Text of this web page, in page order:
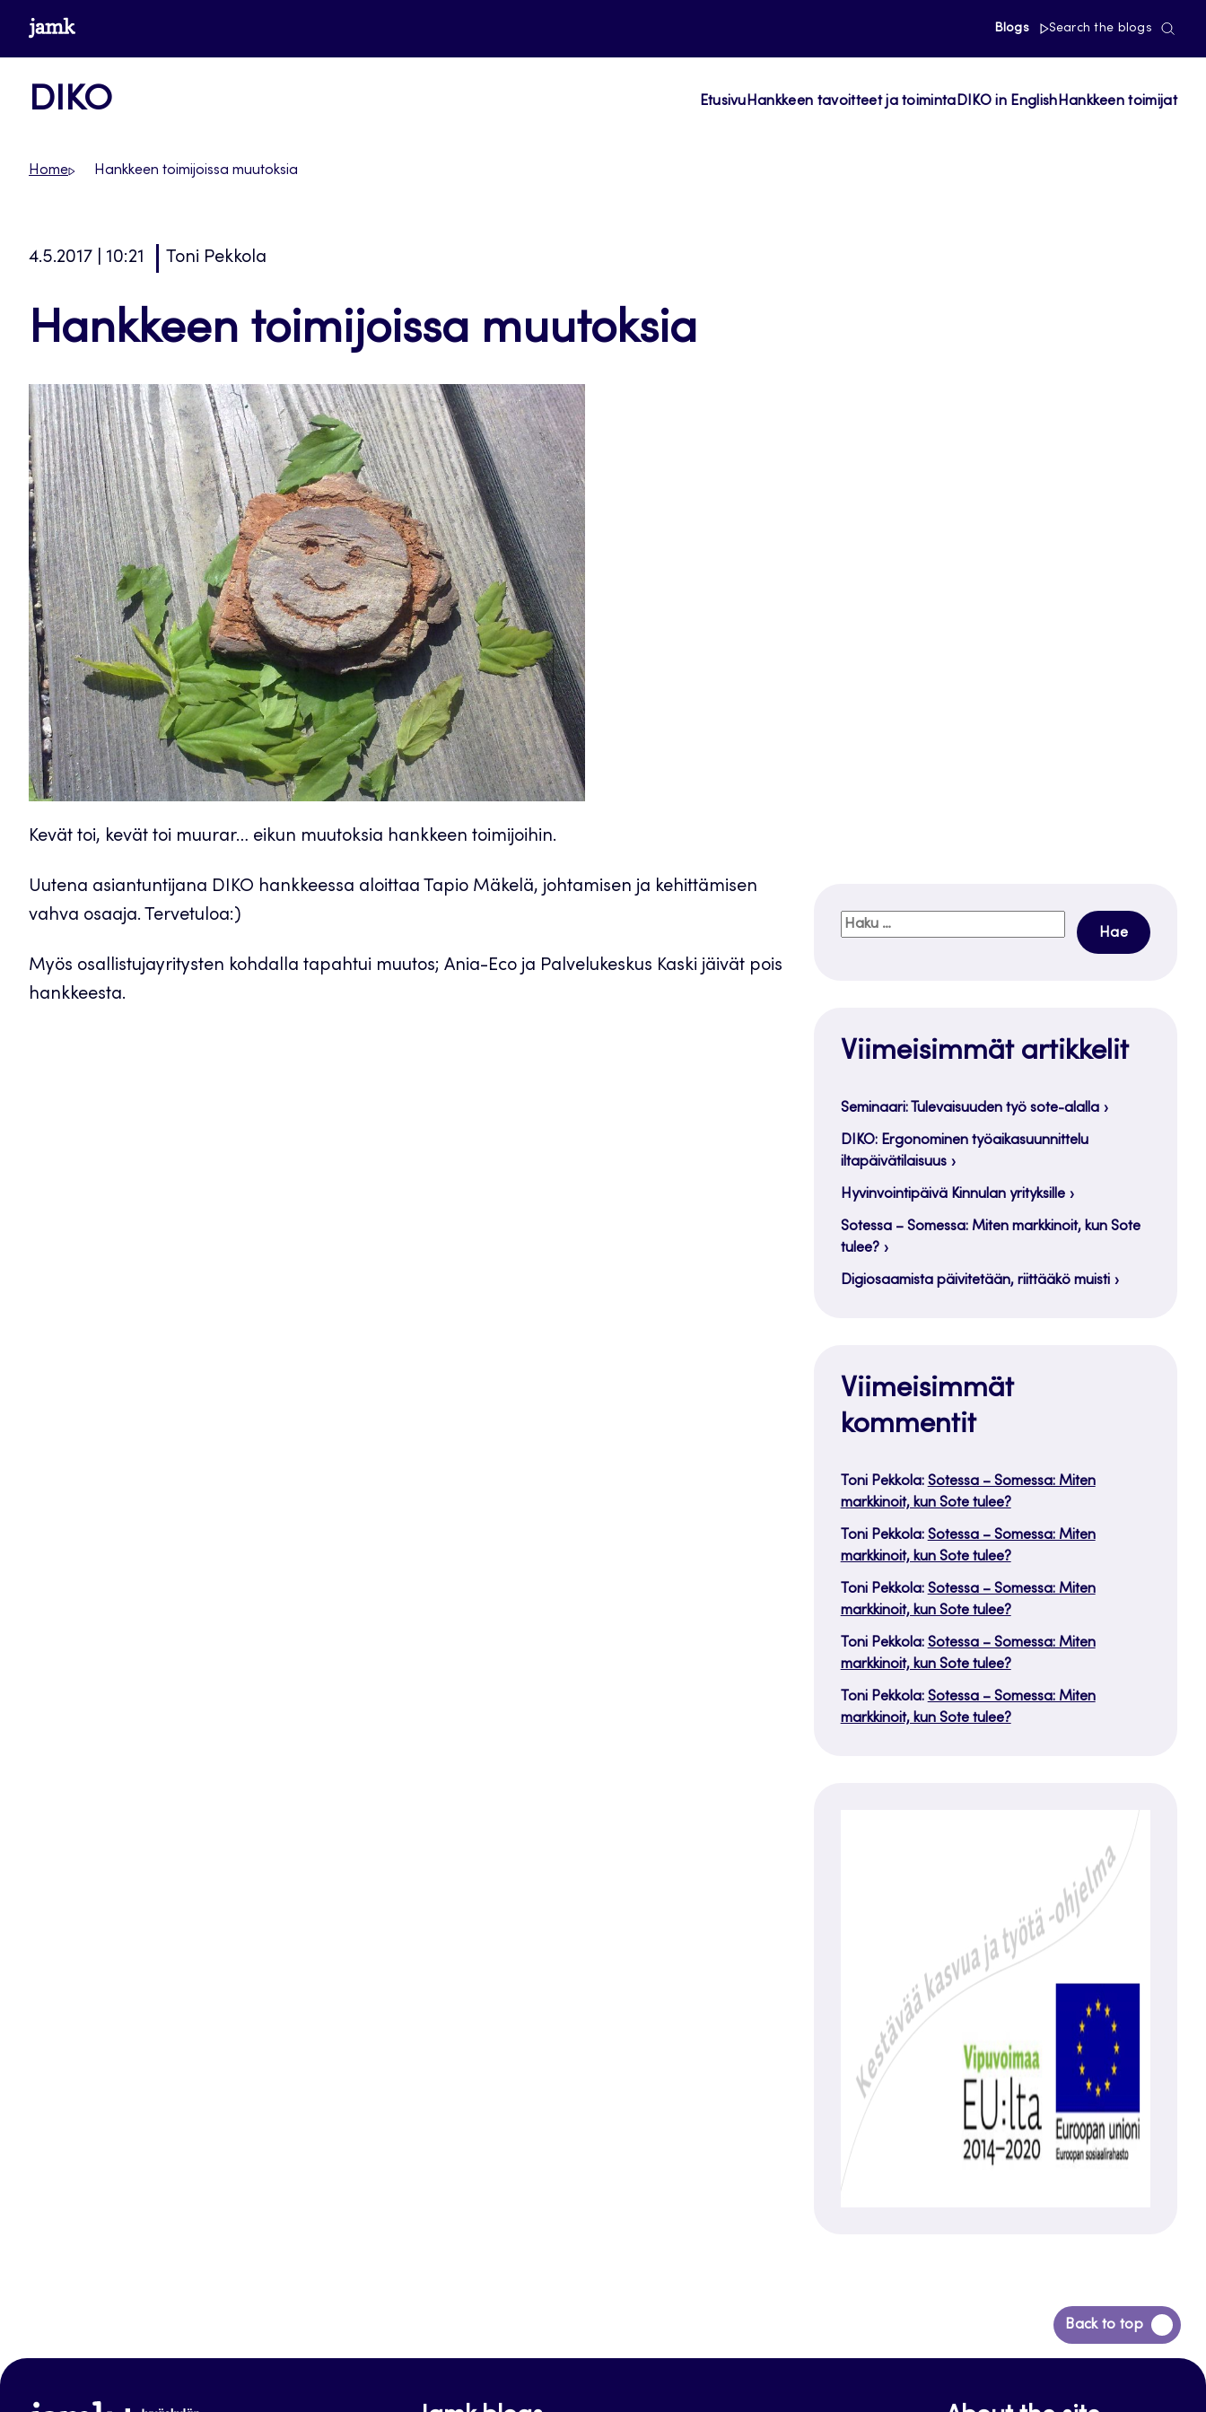
Siirrywww.jamk.fi Blogs Search the blogs
DIKO Etusivu Hankkeen tavoitteet ja toiminta DIKO in English Hankkeen toimijat
Home Hankkeen toimijoissa muutoksia
4.5.2017 | 10:21 Toni Pekkola
Hankkeen toimijoissa muutoksia
Kevät toi, kevät toi muurar… eikun muutoksia hankkeen toimijoihin.
Uutena asiantuntijana DIKO hankkeessa aloittaa Tapio Mäkelä, johtamisen ja kehittämisen
vahva osaaja. Tervetuloa:)
Myös osallistujayritysten kohdalla tapahtui muutos; Ania-Eco ja Palvelukeskus Kaski jäivät pois
hankkeesta.
Haku:
Viimeisimmät artikkelit
Seminaari: Tulevaisuuden työ sote-alalla
DIKO: Ergonominen työaikasuunnittelu
iltapäivätilaisuus
Hyvinvointipäivä Kinnulan yrityksille
Sotessa – Somessa: Miten markkinoit, kun Sote
tulee?
Digiosaamista päivitetään, riittääkö muisti
Viimeisimmät
kommentit
Toni Pekkola: Sotessa – Somessa: Miten
markkinoit, kun Sote tulee?
Toni Pekkola: Sotessa – Somessa: Miten
markkinoit, kun Sote tulee?
Toni Pekkola: Sotessa – Somessa: Miten
markkinoit, kun Sote tulee?
Toni Pekkola: Sotessa – Somessa: Miten
markkinoit, kun Sote tulee?
Toni Pekkola: Sotessa – Somessa: Miten
markkinoit, kun Sote tulee?
Back to top
Siirry
takaisin